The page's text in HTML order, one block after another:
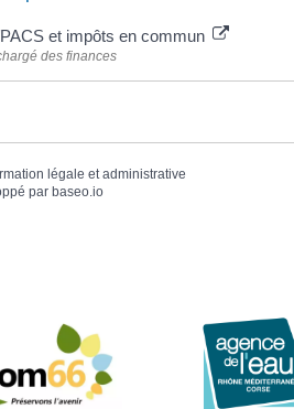
et impôts en commun
des finances
légale et administrative
par baseo.io